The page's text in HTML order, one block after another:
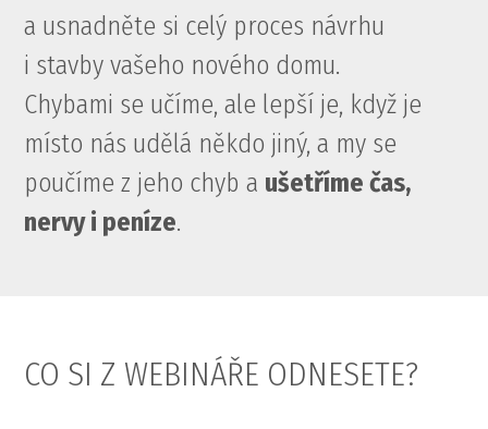
a usnadněte si celý proces návrhu
i stavby vašeho nového domu.
Chybami se učíme, ale lepší je, když je
místo nás udělá někdo jiný, a my se
poučíme z jeho chyb a ušetříme čas,
nervy i peníze.
CO SI Z WEBINÁŘE ODNESETE?